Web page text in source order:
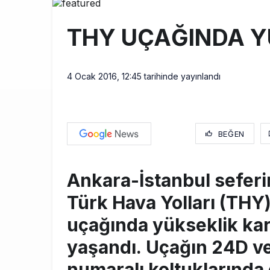
7:50 Üniformasız
THY UÇAĞINDA
4 Ocak 2016, 12:45 tarihinde yayınlandı
BEĞEN
Ankara-İstanbul
Türk Hava Yolları (THY)
uçağında yükseklik
yaşandı. Uçağın 24D